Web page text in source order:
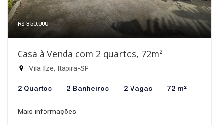
R$ 350.000
Casa à Venda com 2 quartos, 72m²
Vila Ilze, Itapira-SP
2 Quartos 2 Banheiros 2 Vagas 72 m²
Mais informações